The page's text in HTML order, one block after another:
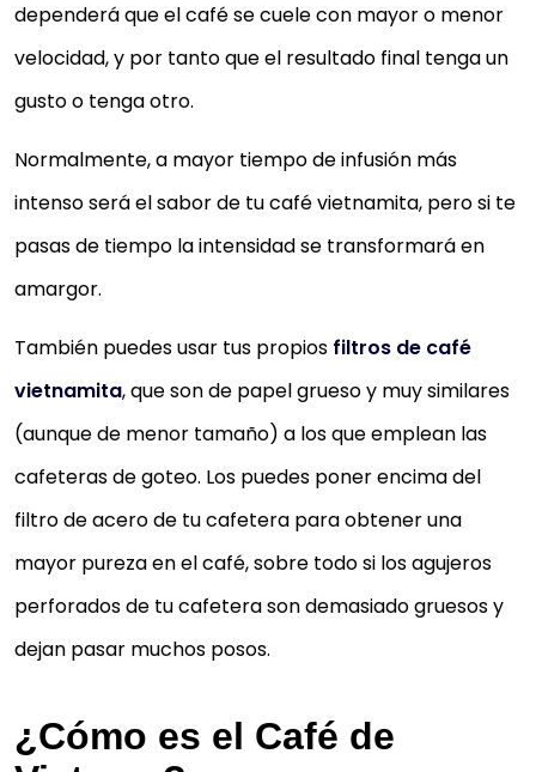
INOXIDABLE ESTILO VIETNAMITA PARA
CAFETERA, INFUSOR, CAFETERA
Material:acero inoxidable
Conveniente para:1-2 personas
Size:5.5x6.5cm/2.2x2.6inch
Fácil de limpiar y de llevar, conveniente para usar en
dependerá que el café se cuele con mayor o menor
velocidad, y por tanto que el resultado final tenga un
gusto o tenga otro.
Normalmente, a mayor tiempo de infusión más
intenso será el sabor de tu café vietnamita, pero si te
pasas de tiempo la intensidad se transformará en
amargor.
También puedes usar tus propios filtros de café
vietnamita, que son de papel grueso y muy similares
(aunque de menor tamaño) a los que emplean las
cafeteras de goteo. Los puedes poner encima del
filtro de acero de tu cafetera para obtener una
mayor pureza en el café, sobre todo si los agujeros
perforados de tu cafetera son demasiado gruesos y
dejan pasar muchos posos.
¿Cómo es el Café de